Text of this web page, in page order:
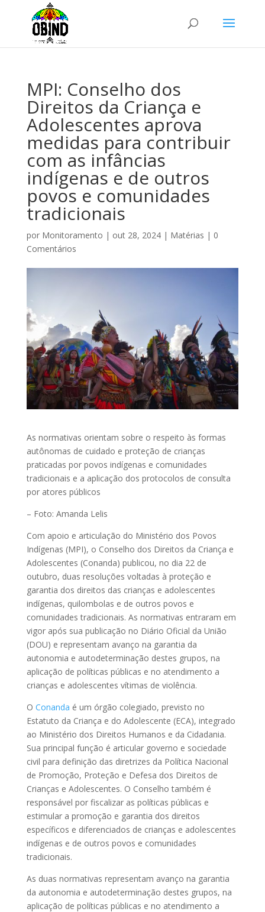
MPI: Conselho dos
Direitos da Criança e
Adolescentes aprova
medidas para contribuir
com as infâncias
indígenas e de outros
povos e comunidades
tradicionais
por Monitoramento | out 28, 2024| Matérias | 0
Comentários
As normativas orientam sobre o respeito às formas
autônomas de cuidado e proteção de crianças
praticadas por povos indígenas e comunidades
tradicionais e a aplicação dos protocolos de consulta
por atores públicos
– Foto: Amanda Lelis
Com apoio e articulação do Ministério dos Povos
Indígenas (MPI), o Conselho dos Direitos da Criança e
Adolescentes (Conanda) publicou, no dia 22 de
outubro, duas resoluções voltadas à proteção e
garantia dos direitos das crianças e adolescentes
indígenas, quilombolas e de outros povos e
comunidades tradicionais. As normativas entraram em
vigor após sua publicação no Diário Oficial da União
(DOU) e representam avanço na garantia da
autonomia e autodeterminação destes grupos, na
aplicação de políticas públicas e no atendimento a
crianças e adolescentes vítimas de violência.
O Conanda é um órgão colegiado, previsto no
Estatuto da Criança e do Adolescente (ECA), integrado
ao Ministério dos Direitos Humanos e da Cidadania.
Sua principal função é articular governo e sociedade
civil para definição das diretrizes da Política Nacional
de Promoção, Proteção e Defesa dos Direitos de
Crianças e Adolescentes. O Conselho também é
responsável por fiscalizar as políticas públicas e
estimular a promoção e garantia dos direitos
específicos e diferenciados de crianças e adolescentes
indígenas e de outros povos e comunidades
tradicionais.
As duas normativas representam avanço na garantia
da autonomia e autodeterminação destes grupos, na
aplicação de políticas públicas e no atendimento a